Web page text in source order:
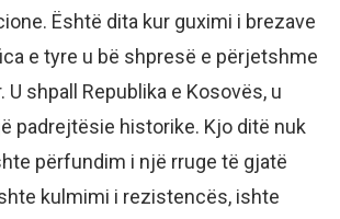
Është dita kur guximi i brezave
e tyre u bë shpresë e përjetshme
U shpall Republika e Kosovës, u
padrejtësie historike. Kjo ditë nuk
përfundim i një rruge të gjatë
kulmimi i rezistencës, ishte